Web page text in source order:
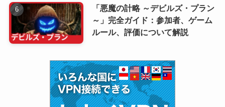
「悪魔の計略 ～デビルズ・プラン
～」完全ガイド：参加者、ゲーム
ルール、評価について解説